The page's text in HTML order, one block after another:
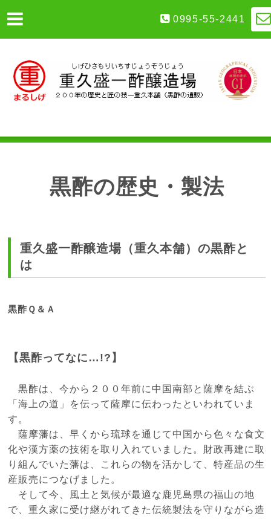
0995-55-2441
黒酢の歴史・製法
重久盛一酢醸造場（重久本舗）の黒酢と
は
黒酢Ｑ＆Ａ
【黒酢ってなに…!?】
黒酢は、今から２００年前に中国南部と薩摩を結ぶ
「海上の道」を伝って薩摩に伝わったといわれていま
す。
薩摩藩は、早くから琉球を通じて中国から色々な食文
化や漢方薬の技術を取り入れていました。財政再建に取
り組んでいた藩は、これらの物を活かして、特産品の生
産販売につなげました。
そして今、風土と気候が最適な鹿児島県の福山の地
で、重久家に受け継がれてきた伝統製法を守りながら造